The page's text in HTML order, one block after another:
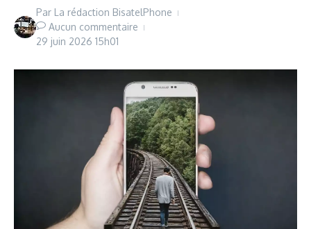
Par La rédaction BisatelPhone
Aucun commentaire
29 juin 2026 15h01